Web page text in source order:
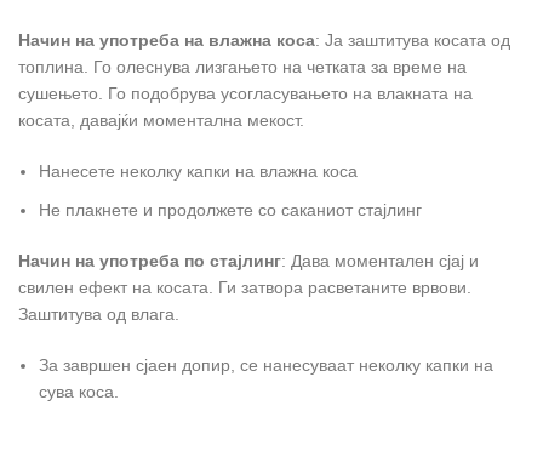
Начин на употреба на влажна коса: Ја заштитува косата од
топлина. Го олеснува лизгањето на четката за време на
сушењето. Го подобрува усогласувањето на влакната на
косата, давајќи моментална мекост.
Нанесете неколку капки на влажна коса
Не плакнете и продолжете со саканиот стајлинг
Начин на употреба по стајлинг: Дава моментален сјај и
свилен ефект на косата. Ги затвора расветаните врвови.
Заштитува од влага.
За завршен сјаен допир, се нанесуваат неколку капки на
сува коса.